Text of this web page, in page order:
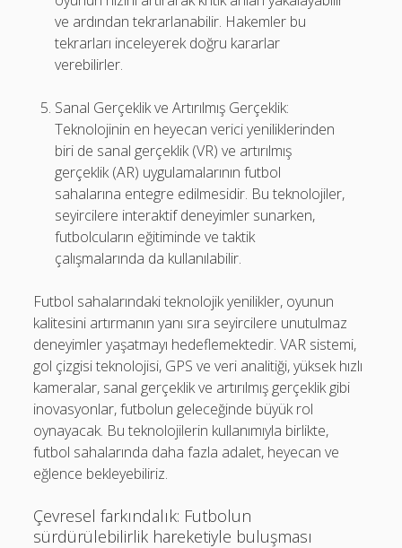
ve ardından tekrarlanabilir. Hakemler bu
tekrarları inceleyerek doğru kararlar
verebilirler.
Sanal Gerçeklik ve Artırılmış Gerçeklik:
Teknolojinin en heyecan verici yeniliklerinden
biri de sanal gerçeklik (VR) ve artırılmış
gerçeklik (AR) uygulamalarının futbol
sahalarına entegre edilmesidir. Bu teknolojiler,
seyircilere interaktif deneyimler sunarken,
futbolcuların eğitiminde ve taktik
çalışmalarında da kullanılabilir.
Futbol sahalarındaki teknolojik yenilikler, oyunun
kalitesini artırmanın yanı sıra seyircilere unutulmaz
deneyimler yaşatmayı hedeflemektedir. VAR sistemi,
gol çizgisi teknolojisi, GPS ve veri analitiği, yüksek hızlı
kameralar, sanal gerçeklik ve artırılmış gerçeklik gibi
inovasyonlar, futbolun geleceğinde büyük rol
oynayacak. Bu teknolojilerin kullanımıyla birlikte,
futbol sahalarında daha fazla adalet, heyecan ve
eğlence bekleyebiliriz.
Çevresel farkındalık: Futbolun
sürdürülebilirlik hareketiyle buluşması